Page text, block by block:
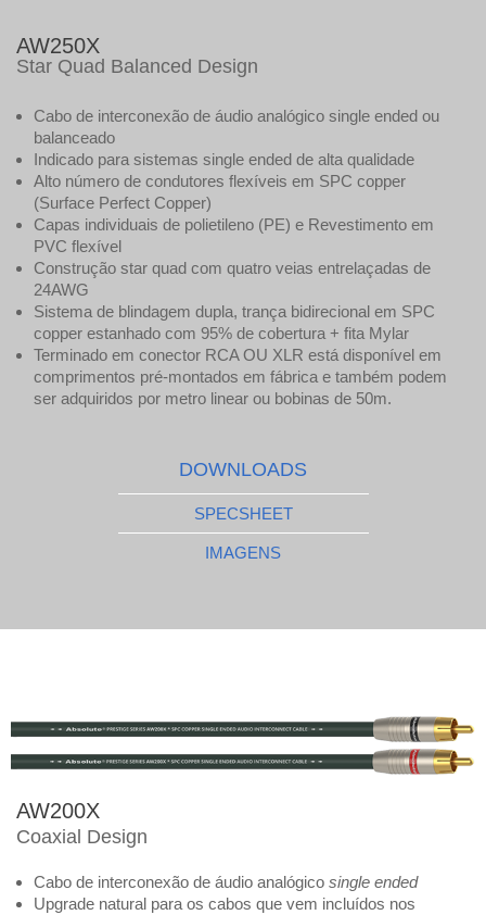
AW250X
Star Quad Balanced Design
Cabo de interconexão de áudio analógico single ended ou
balanceado
Indicado para sistemas single ended de alta qualidade
Alto número de condutores flexíveis em SPC copper
(Surface Perfect Copper)
Capas individuais de polietileno (PE) e Revestimento em
PVC flexível
Construção star quad com quatro veias entrelaçadas de
24AWG
Sistema de blindagem dupla, trança bidirecional em SPC
copper estanhado com 95% de cobertura + fita Mylar
Terminado em conector RCA OU XLR está disponível em
comprimentos pré-montados em fábrica e também podem
ser adquiridos por metro linear ou bobinas de 50m.
DOWNLOADS
SPECSHEET
IMAGENS
AW200X
Coaxial Design
Cabo de interconexão de áudio analógico single ended
Upgrade natural para os cabos que vem incluídos nos